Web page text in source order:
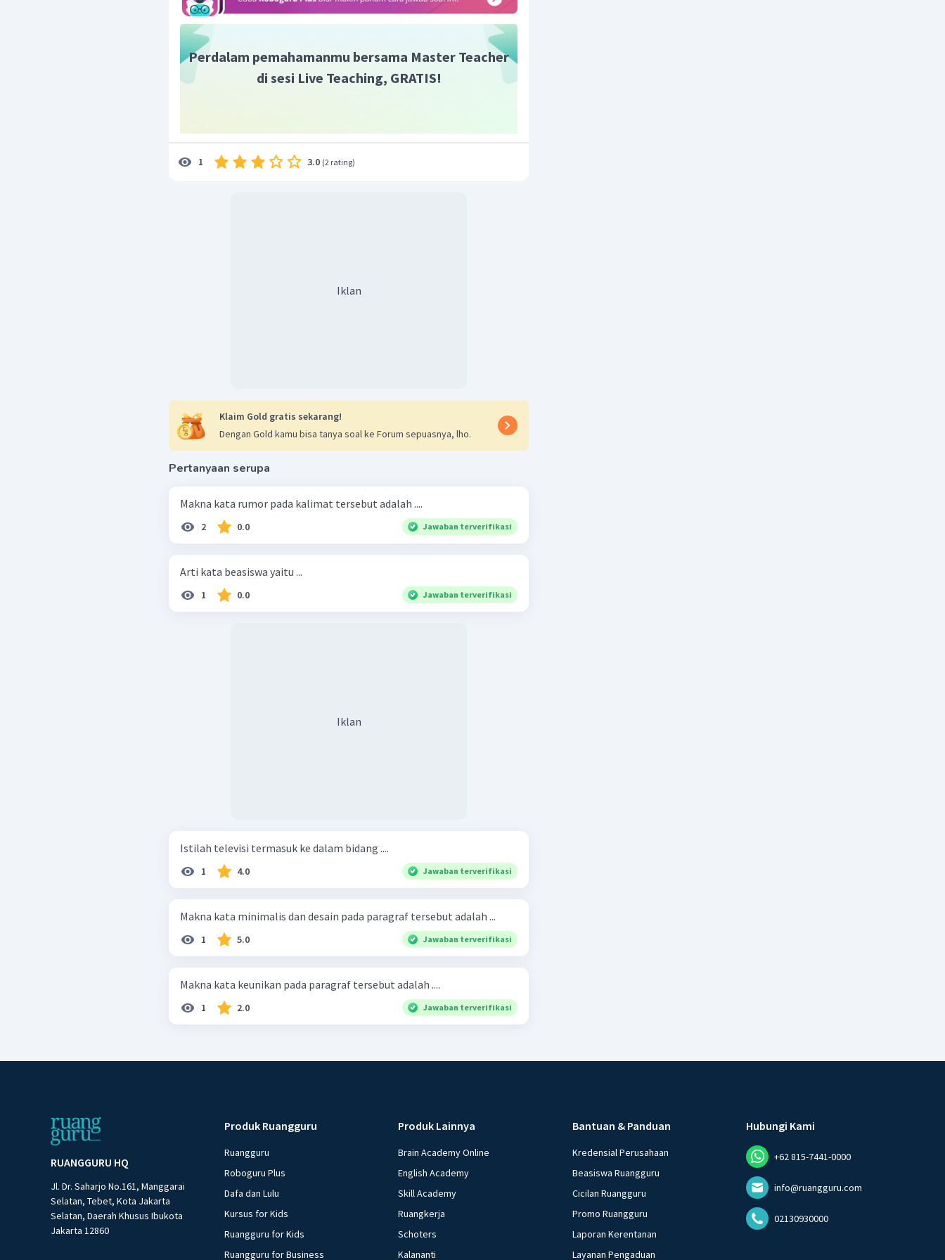
Perdalam pemahamanmu bersama Master Teacher
di sesi Live Teaching, GRATIS!
1 3.0 (2 rating)
Iklan
Klaim Gold gratis sekarang!
Dengan Gold kamu bisa tanya soal ke Forum sepuasnya, lho.
Pertanyaan serupa
Makna kata rumor pada kalimat tersebut adalah ....
2 0.0 Jawaban terverifikasi
Arti kata beasiswa yaitu ...
1 0.0 Jawaban terverifikasi
Iklan
Istilah televisi termasuk ke dalam bidang ....
1 4.0 Jawaban terverifikasi
Makna kata minimalis dan desain pada paragraf tersebut adalah ...
1 5.0 Jawaban terverifikasi
Makna kata keunikan pada paragraf tersebut adalah ....
1 2.0 Jawaban terverifikasi
RUANGGURU HQ
Jl. Dr. Saharjo No.161, Manggarai
Selatan, Tebet, Kota Jakarta
Selatan, Daerah Khusus Ibukota
Jakarta 12860
Produk Ruangguru
Ruangguru
Roboguru Plus
Dafa dan Lulu
Kursus for Kids
Ruangguru for Kids
Ruangguru for Business
Produk Lainnya
Brain Academy Online
English Academy
Skill Academy
Ruangkerja
Schoters
Kalananti
Bantuan & Panduan
Kredensial Perusahaan
Beasiswa Ruangguru
Cicilan Ruangguru
Promo Ruangguru
Laporan Kerentanan
Layanan Pengaduan
Hubungi Kami
+62 815-7441-0000
info@ruangguru.com
02130930000